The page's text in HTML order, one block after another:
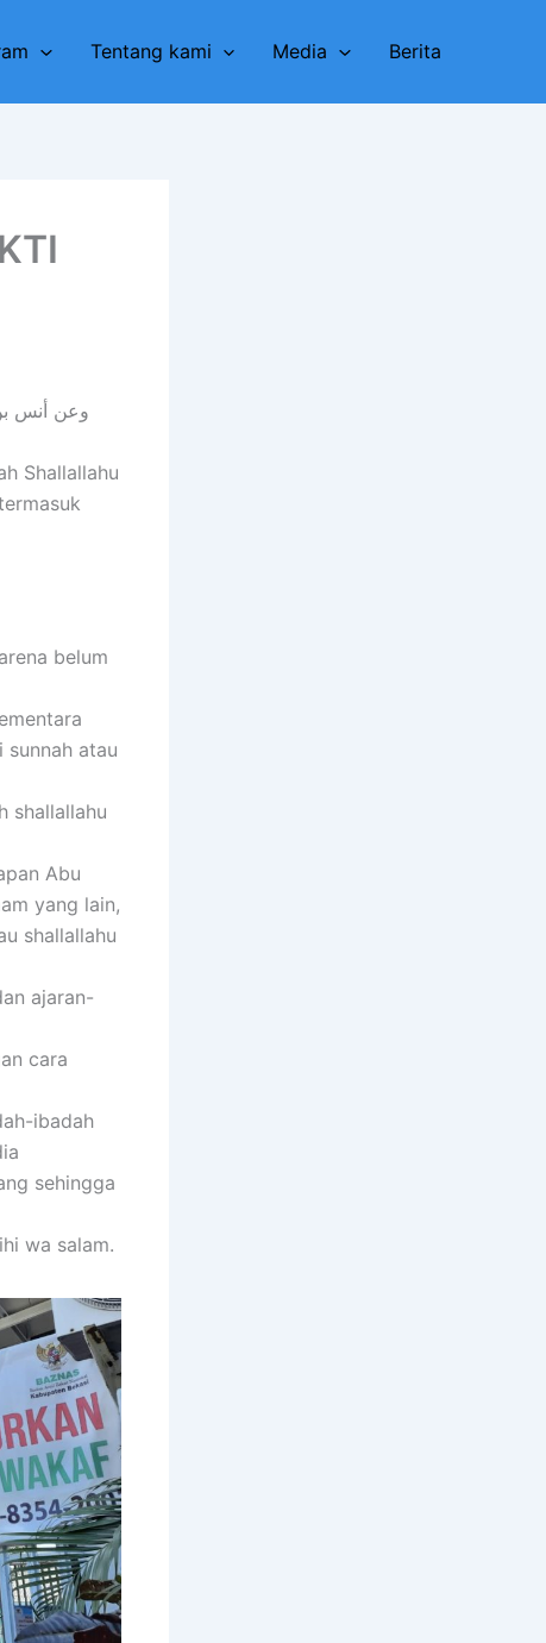
Tentang kami Media Berita
وعن أنس
Shallallahu
belum
sunnah atau
shallallahu
Abu
yang lain,
shallallahu
ajaran-
cara
ibadah
sehingga
wa salam.